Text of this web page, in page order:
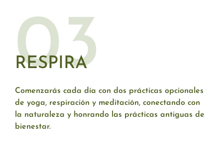
03
RESPIRA
Comenzarás cada día con dos prácticas opcionales
de yoga, respiración y meditación, conectando con
la naturaleza y honrando las prácticas antiguas de
bienestar.